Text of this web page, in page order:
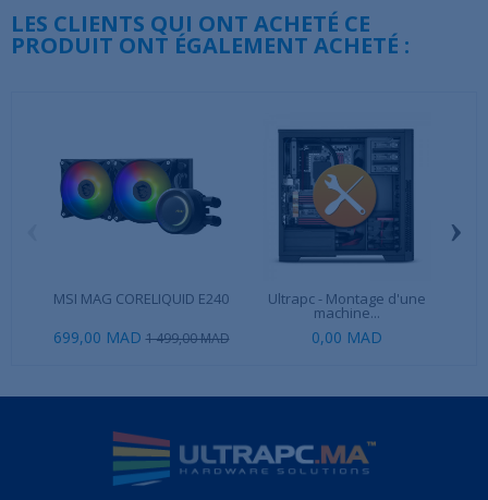
LES CLIENTS QUI ONT ACHETÉ CE
PRODUIT ONT ÉGALEMENT ACHETÉ :
MSI MAG CORELIQUID E240
699,00 MAD 1 499,00 MAD
Ultrapc - Montage d'une
machine...
0,00 MAD
›